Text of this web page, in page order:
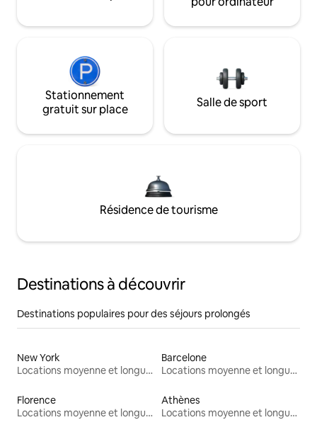
Stationnement
gratuit sur place
Salle de sport
Résidence de tourisme
Destinations à découvrir
Destinations populaires pour des séjours prolongés
New York
Locations moyenne et longue durée
Barcelone
Locations moyenne et longue durée
Florence
Locations moyenne et longue durée
Athènes
Locations moyenne et longue durée